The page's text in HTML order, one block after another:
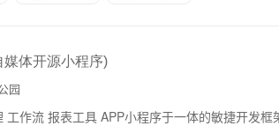
体开源小程序)
园
工具 APP小程序于一体的敏捷开发框架 1.举报电话工具。专业报表